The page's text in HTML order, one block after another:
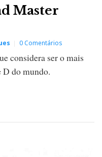
Master
0 Comentários
considera ser o mais
D do mundo.